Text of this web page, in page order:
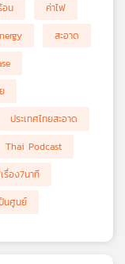
อน
ค่าไฟ
สะอาด
ประเทศไทยสะอาด
Thai Podcast
รื่อง7นาที
นศูนย์